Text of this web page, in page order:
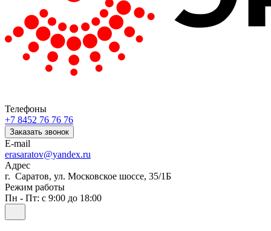
Телефоны
+7 8452 76 76 76
Заказать звонок
E-mail
erasaratov@yandex.ru
Адрес
г. Саратов, ул. Московское шоссе, 35/1Б
Режим работы
Пн - Пт: с 9:00 до 18:00